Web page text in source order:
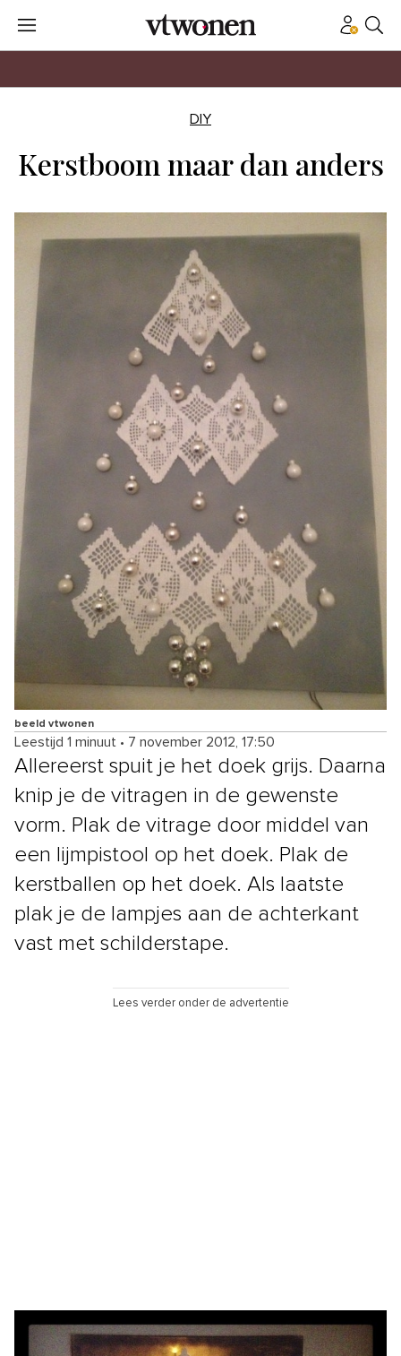
DIY
Kerstboom maar dan anders
beeld vtwonen
Leestijd 1 minuut • 7 november 2012, 17:50
Allereerst spuit je het doek grijs. Daarna
knip je de vitragen in de gewenste
vorm. Plak de vitrage door middel van
een lijmpistool op het doek. Plak de
kerstballen op het doek. Als laatste
plak je de lampjes aan de achterkant
vast met schilderstape.
Lees verder onder de advertentie